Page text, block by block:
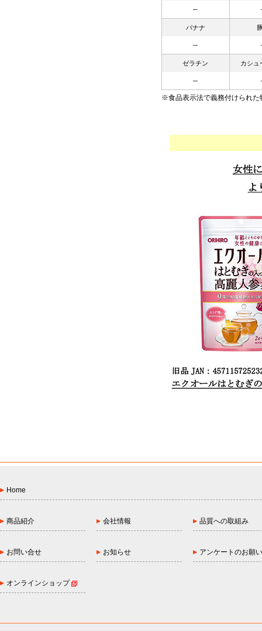
─
バナナ
─
ゼラチン カシュ
─
※食品表示法で義務付けられた
Home
商品紹介 会社情報 品質への取組み
お問い合せ お知らせ アンケートのお願い
オンラインショップ